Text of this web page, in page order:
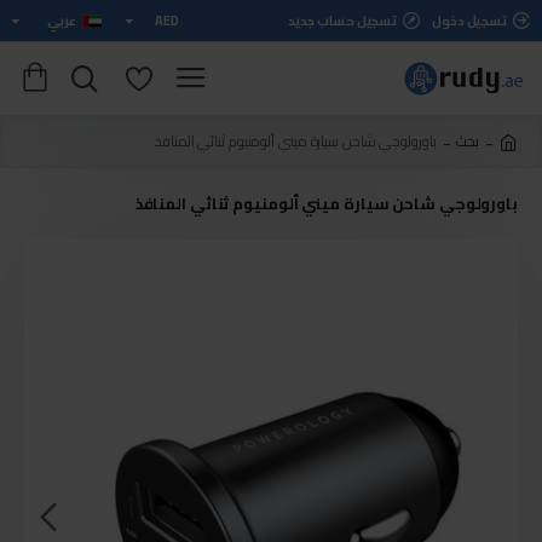
تسجيل دخول تسجيل حساب جديد AED عربي
بحث باورولوجي شاحن سيارة ميني ألومنيوم ثنائي المنافذ
باورولوجي شاحن سيارة ميني ألومنيوم ثنائي المنافذ